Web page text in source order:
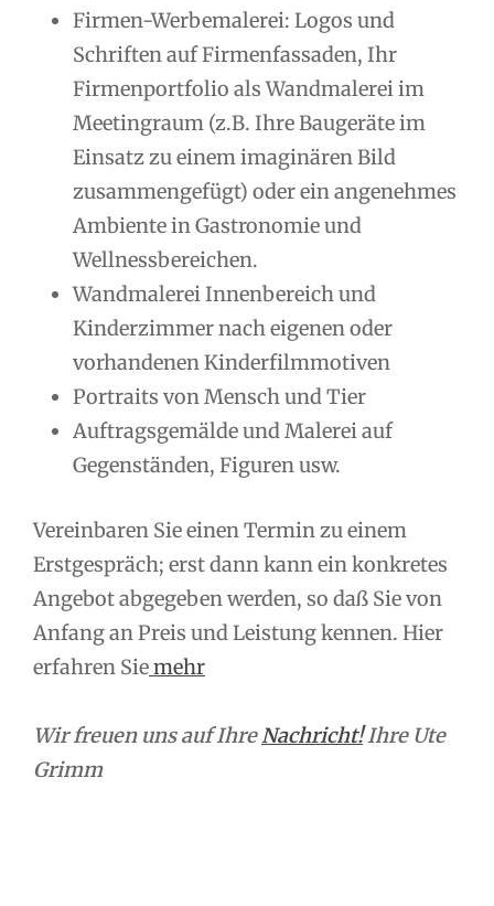
Firmen-Werbemalerei: Logos und
Schriften auf Firmenfassaden, Ihr
Firmenportfolio als Wandmalerei im
Meetingraum (z.B. Ihre Baugeräte im
Einsatz zu einem imaginären Bild
zusammengefügt) oder ein angenehmes
Ambiente in Gastronomie und
Wellnessbereichen.
Wandmalerei Innenbereich und
Kinderzimmer nach eigenen oder
vorhandenen Kinderfilmmotiven
Portraits von Mensch und Tier
Auftragsgemälde und Malerei auf
Gegenständen, Figuren usw.
Vereinbaren Sie einen Termin zu einem
Erstgespräch; erst dann kann ein konkretes
Angebot abgegeben werden, so daß Sie von
Anfang an Preis und Leistung kennen. Hier
erfahren Siemehr
Wir freuen uns auf IhreNachricht!Ihre Ute
Grimm